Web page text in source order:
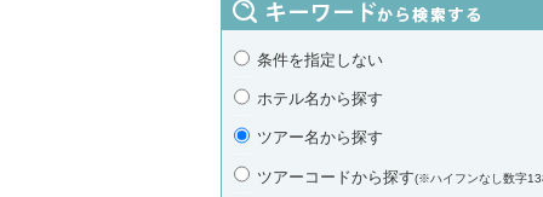
条件を指定しない
ホテル名から探す
ツアー名から探す
ツアーコードから探す(※ハイフンなし数字13